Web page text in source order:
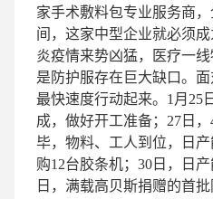
家手术敷料包专业服务商
间，这家中型企业就必须
炎疫情来势凶猛，医疗一
是防护服存在巨大缺口。
最快速度行动起来。1月25
成，做好开工准备；27日
毕，物料、工人到位，日
购12台胶条机；30日，日
日，满载高贝斯捐赠的首